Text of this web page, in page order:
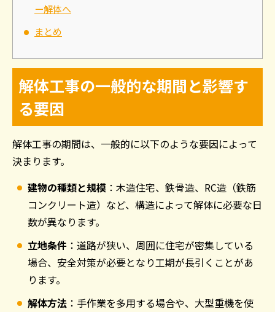
ー解体へ
まとめ
解体工事の一般的な期間と影響す
る要因
解体工事の期間は、一般的に以下のような要因によって
決まります。
建物の種類と規模 ：木造住宅、鉄骨造、 RC造（鉄筋
コンクリート造）など、構造によって解体に必要な日
数が異なります。
立地条件 ：道路が狭い、周囲に住宅が密集している
場合、安全対策が必要となり工期が長引くことがあ
ります。
解体方法 ：手作業を多用する場合や、大型重機を使